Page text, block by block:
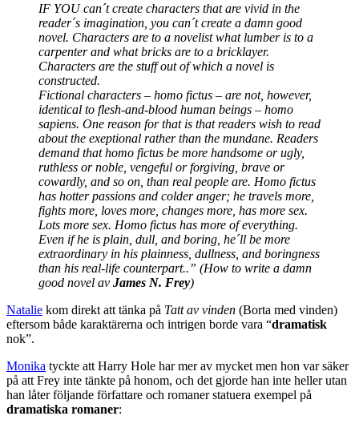
IF YOU can´t create characters that are vivid in the
reader´s imagination, you can´t create a damn good
novel. Characters are to a novelist what lumber is to a
carpenter and what bricks are to a bricklayer.
Characters are the stuff out of which a novel is
constructed.
Fictional characters – homo fictus – are not, however,
identical to flesh-and-blood human beings – homo
sapiens. One reason for that is that readers wish to read
about the exeptional rather than the mundane. Readers
demand that homo fictus be more handsome or ugly,
ruthless or noble, vengeful or forgiving, brave or
cowardly, and so on, than real people are. Homo fictus
has hotter passions and colder anger; he travels more,
fights more, loves more, changes more, has more sex.
Lots more sex. Homo fictus has more of everything.
Even if he is plain, dull, and boring, he´ll be more
extraordinary in his plainness, dullness, and boringness
than his real-life counterpart..” (How to write a damn
good novel av James N. Frey)
Natalie kom direkt att tänka på Tatt av vinden (Borta med vinden)
eftersom både karaktärerna och intrigen borde vara “dramatisk
nok”.
Monika tyckte att Harry Hole har mer av mycket men hon var säker
på att Frey inte tänkte på honom, och det gjorde han inte heller utan
han låter följande författare och romaner statuera exempel på
dramatiska romaner: